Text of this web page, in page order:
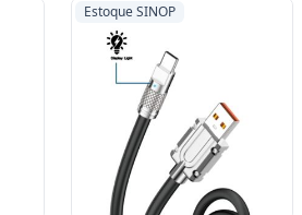
Estoque SINOP